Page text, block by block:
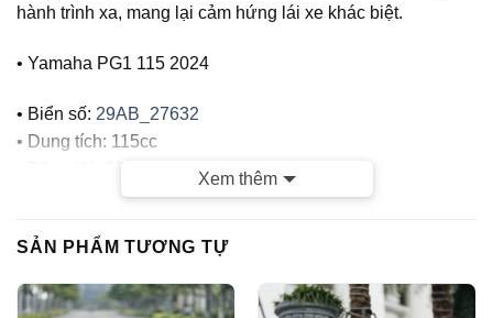
hành trình xa, mang lại cảm hứng lái xe khác biệt.
• Yamaha PG1 115 2024
• Biển số: 29AB_27632
• Dung tích: 115cc
• Odo: 1000km (original)
CỬA HÀNG TUẤN VIỆT MOTOR CAM KẾT :
– Xe chính chủ
Xem thêm
SẢN PHẨM TƯƠNG TỰ